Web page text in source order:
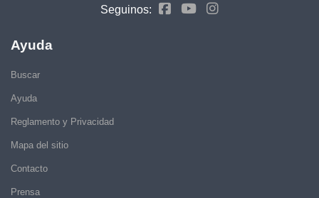
Seguinos:
Ayuda
Buscar
Ayuda
Reglamento y Privacidad
Mapa del sitio
Contacto
Prensa